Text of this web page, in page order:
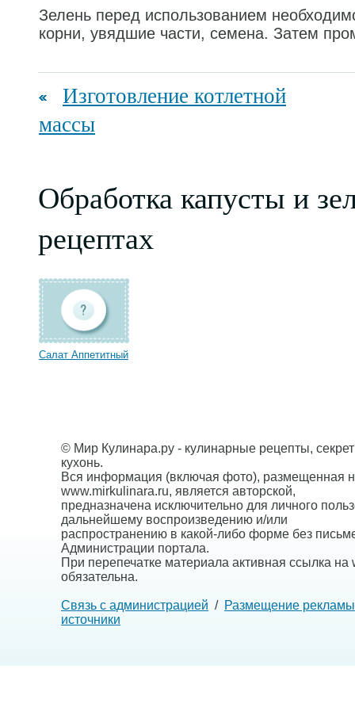
Зелень перед использованием
корни, увядшие части, семена. Затем
Изготовление котлетной
массы
Обработка капусты и
рецептах
Салат Аппетитный
© Мир Кулинара.ру - кулинарные рецепты,
кухонь.
Вся информация (включая фото), размещенная
www.mirkulinara.ru, является авторской,
предназначена исключительно для личного
дальнейшему воспроизведению и/или
распространению в какой-либо форме без
Администрации портала.
При перепечатке материала активная ссылка на
обязательна.
Связь с администрацией / Размещение рекламы
источники